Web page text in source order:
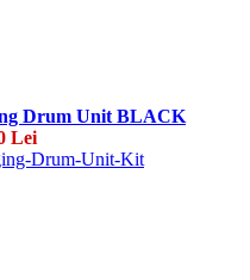
Drum Unit BLACK
Lei